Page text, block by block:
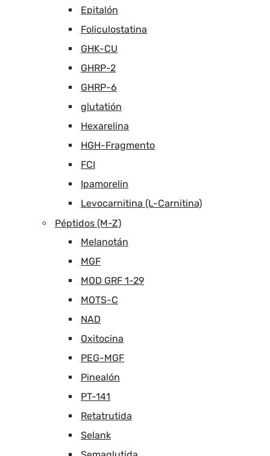
Epitalón
Foliculostatina
GHK-CU
GHRP-2
GHRP-6
glutatión
Hexarelina
HGH-Fragmento
FCI
Ipamorelin
Levocarnitina (L-Carnitina)
Péptidos (M-Z)
Melanotán
MGF
MOD GRF 1-29
MOTS-C
NAD
Oxitocina
PEG-MGF
Pinealón
PT-141
Retatrutida
Selank